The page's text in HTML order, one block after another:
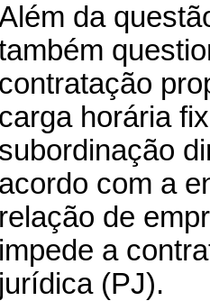
da
contratação
carga horária
subordinação
acordo com a
relação de
impede a
jurídica (PJ).